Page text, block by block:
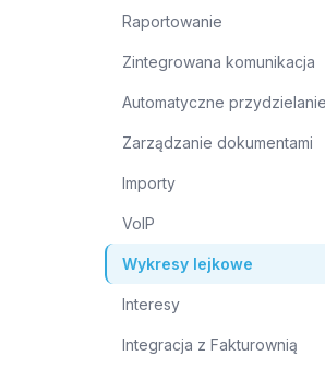
Raportowanie
Zintegrowana komunikacja
Automatyczne przydzielanie
Zarządzanie dokumentami
Importy
VoIP
Wykresy lejkowe
Interesy
Integracja z Fakturownią